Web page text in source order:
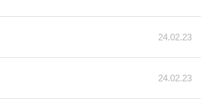
24.02.23
24.02.23